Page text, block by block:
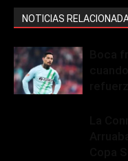
NOTICIAS